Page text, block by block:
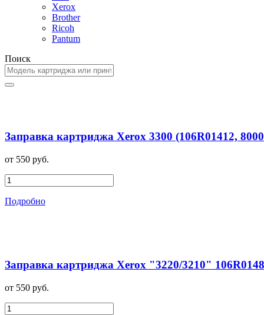
Xerox
Brother
Ricoh
Pantum
Поиск
Заправка картриджа Xerox 3300 (106R01412,
от 550 руб.
Подробно
Заправка картриджа Xerox "3220/3210"
от 550 руб.